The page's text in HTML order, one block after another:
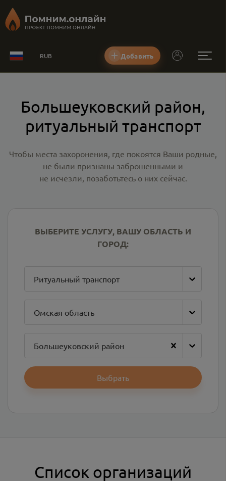
RUB Добавить
Большеуковский район,
ритуальный транспорт
Чтобы места захоронения, где покоятся Ваши родные,
не были признаны заброшенными и
не исчезли, позаботьтесь о них сейчас.
ВЫБЕРИТЕ УСЛУГУ, ВАШУ ОБЛАСТЬ И
ГОРОД:
Ритуальный транспорт
Омская область
Большеуковский район
Выбрать
Список организаций